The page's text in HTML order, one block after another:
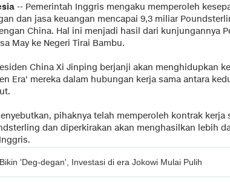
-- Pemerintah Inggris mengaku memperoleh
dan jasa keuangan mencapai 9,3 miliar
China. Hal ini menjadi hasil dari kunjungannya
May ke Negeri Tirai Bambu.
China Xi Jinping berjanji akan menghidupkan
Era' mereka dalam hubungan kerja sama antara
pihaknya telah memperoleh kontrak kerja
dan diperkirakan akan menghasilkan lebih
'Deg-degan', Investasi di era Jokowi Mulai Pulih